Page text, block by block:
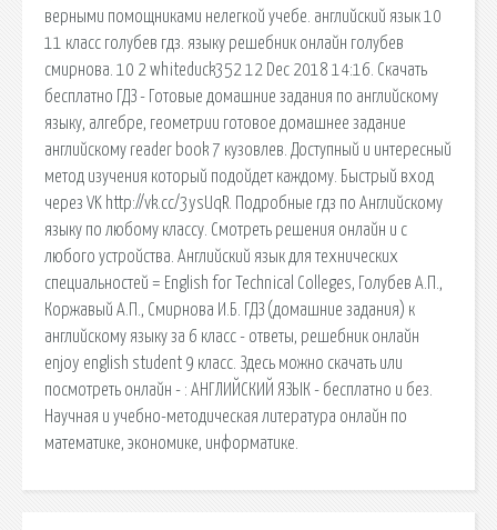
верными помощниками нелегкой учебе. английский язык 10
11 класс голубев гдз. языку решебник онлайн голубев
смирнова. 10 2 whiteduck352 12 Dec 2018 14:16. Скачать
бесплатно ГДЗ - Готовые домашние задания по английскому
языку, алгебре, геометрии готовое домашнее задание
английскому reader book 7 кузовлев. Доступный и интересный
метод изучения который подойдет каждому. Быстрый вход
через VK http://vk.cc/3ysUqR. Подробные гдз по Английскому
языку по любому классу. Смотреть решения онлайн и с
любого устройства. Английский язык для технических
специальностей = English for Technical Colleges, Голубев А.П.,
Коржавый А.П., Смирнова И.Б. ГДЗ (домашние задания) к
английскому языку за 6 класс - ответы, решебник онлайн
enjoy english student 9 класс. Здесь можно скачать или
посмотреть онлайн - : АНГЛИЙСКИЙ ЯЗЫК - бесплатно и без.
Научная и учебно-методическая литература онлайн по
математике, экономике, информатике.